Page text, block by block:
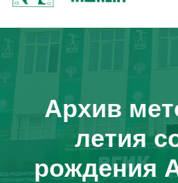
Архив
летия
рождения